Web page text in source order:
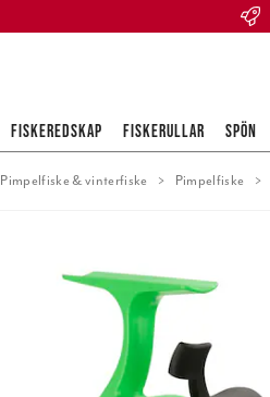
FISKEREDSKAP FISKERULLAR SPÖN
Pimpelfiske & vinterfiske Pimpelfiske